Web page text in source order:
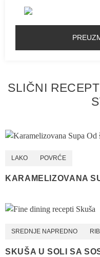
SLIČNI
LAKO POVRĆE
KARAMELIZOVANA
SREDNJE NAPREDNO
SKUŠA U SOLI SA